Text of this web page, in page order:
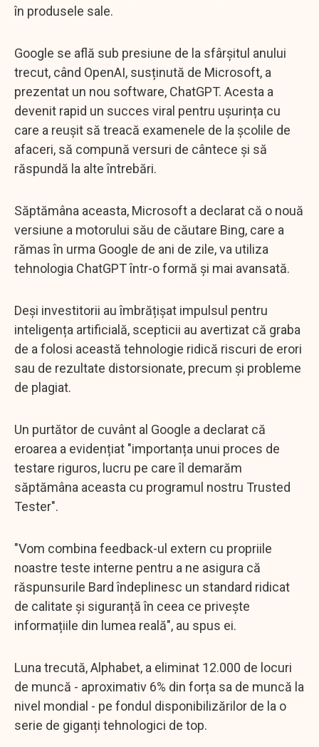
în produsele sale.
Google se află sub presiune de la sfârșitul anului
trecut, când OpenAI, susținută de Microsoft, a
prezentat un nou software, ChatGPT. Acesta a
devenit rapid un succes viral pentru ușurința cu
care a reușit să treacă examenele de la școlile de
afaceri, să compună versuri de cântece și să
răspundă la alte întrebări.
Săptămâna aceasta, Microsoft a declarat că o nouă
versiune a motorului său de căutare Bing, care a
rămas în urma Google de ani de zile, va utiliza
tehnologia ChatGPT într-o formă și mai avansată.
Deși investitorii au îmbrățișat impulsul pentru
inteligența artificială, scepticii au avertizat că graba
de a folosi această tehnologie ridică riscuri de erori
sau de rezultate distorsionate, precum și probleme
de plagiat.
Un purtător de cuvânt al Google a declarat că
eroarea a evidențiat "importanța unui proces de
testare riguros, lucru pe care îl demarăm
săptămâna aceasta cu programul nostru Trusted
Tester".
"Vom combina feedback-ul extern cu propriile
noastre teste interne pentru a ne asigura că
răspunsurile Bard îndeplinesc un standard ridicat
de calitate și siguranță în ceea ce privește
informațiile din lumea reală", au spus ei.
Luna trecută, Alphabet, a eliminat 12.000 de locuri
de muncă - aproximativ 6% din forța sa de muncă la
nivel mondial - pe fondul disponibilizărilor de la o
serie de giganți tehnologici de top.